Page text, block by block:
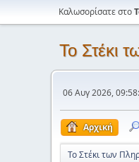
Καλωσορίσατε στο
Το Στέκι
06 Αυγ 2026,
Αρχική
Το Στέκι των